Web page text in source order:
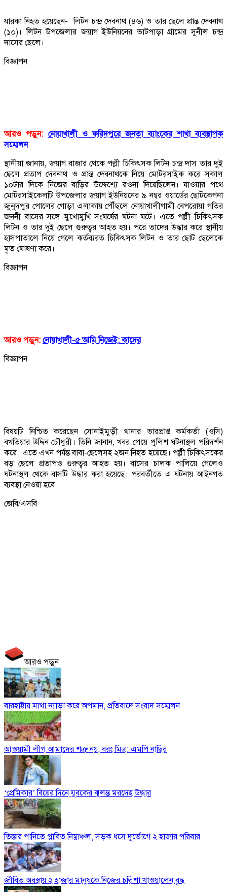
যারকা নিহত হয়েছেন- লিটন চন্দ্র দেবনাথ (৪৬) ও তার ছেলে প্রান্ত দেবনাথ
(১০)। লিটন উপজেলার জয়াগ ইউনিয়নের ভাটপাড়া গ্রামের সুনীল চন্দ্র
দাসের ছেলে।
বিজ্ঞাপন
আরও পড়ুন: নোয়াখালী ও ফরিদপুরে জনতা ব্যাংকের শাখা ব্যবস্থাপক
সম্মেলন
স্থানীয়া জানায়, জয়াগ বাজার থেকে পল্লী চিকিৎসক লিটন চন্দ্র দাস তার দুই
ছেলে প্রতাপ দেবনাথ ও প্রান্ত দেবনাথকে নিয়ে মোটরসাইক করে সকাল
১০টার দিকে নিজের বাড়ির উদ্দেশ্যে রওনা দিয়েছিলেন। যাওয়ার পথে
মোটরসাইকেলটি উপজেলার জয়াগ ইউনিয়নের ৯ নম্বর ওয়ার্ডের ছোটকেগনা
জুনুদপুর পোলের গোড়া এলাকায় পৌঁছলে নোয়াখালীগামী বেপরোয়া গতির
জননী বাসের সঙ্গে মুখোমুখি সংঘর্ষের ঘটনা ঘটে। এতে পল্লী চিকিৎসক
লিটন ও তার দুই ছেলে গুরুত্বর আহত হয়। পরে তাদের উদ্ধার করে স্থানীয়
হাসপাতালে নিয়ে গেলে কর্তব্যরত চিকিৎসক লিটন ও তার ছোট ছেলেকে
মৃত ঘোষণা করে।
বিজ্ঞাপন
আরও পড়ুন: নোয়াখালী-৫ আমি নিজেই: কাদের
বিজ্ঞাপন
বিষয়টি নিশ্চিত করেছেন সোনাইমুড়ী থানার ভারপ্রাপ্ত কর্মকর্তা (ওসি)
বখতিয়ার উদ্দিন চৌধুরী। তিনি জানান, খবর পেয়ে পুলিশ ঘটনাস্থল পরিদর্শন
করে। এতে এখন পর্যন্ত বাবা-ছেলেসহ ২জন নিহত হয়েছে। পল্লী চিকিৎসকের
বড় ছেলে প্রতাপও গুরুত্বর আহত হয়। বাসের চালক পালিয়ে গেলেও
ঘটনাস্থল থেকে বাসটি উদ্ধার করা হয়েছে। পরবর্তীতে এ ঘটনায় আইনগত
ব্যবস্থা নেওয়া হবে।
জেবি/এসবি
আরও পড়ুন
বারহাট্টায় মাথা ন্যাড়া করে অপমান, প্রতিবাদে সংবাদ সম্মেলন
আওয়ামী লীগ আমাদের শত্রু নয়, বরং মিত্র: এমপি নাছির
‘প্রেমিকার’ বিয়ের দিনে যুবকের ঝুলন্ত মরদেহ উদ্ধার
তিস্তার পানিতে প্লাবিত নিম্নাঞ্চল, সড়ক ধসে দুর্ভোগে ২ হাজার পরিবার
জীবিত অবস্থায় ২ হাজার মানুষকে নিজের চল্লিশা খাওয়ালেন বৃদ্ধ